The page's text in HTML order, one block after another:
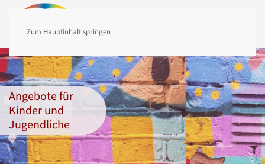
Zum Hauptinhalt springen
Angebote für
Kinder und
Jugendliche